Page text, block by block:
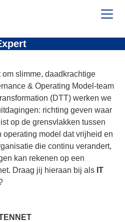
slimme, daadkrachtige
& Operating Model-team
(DTT) werken we
richting geven waar
op de grensvlakken tussen
operating model dat vrijheid en
die continu verandert,
kan rekenen op een
Draag jij hieraan bij als IT